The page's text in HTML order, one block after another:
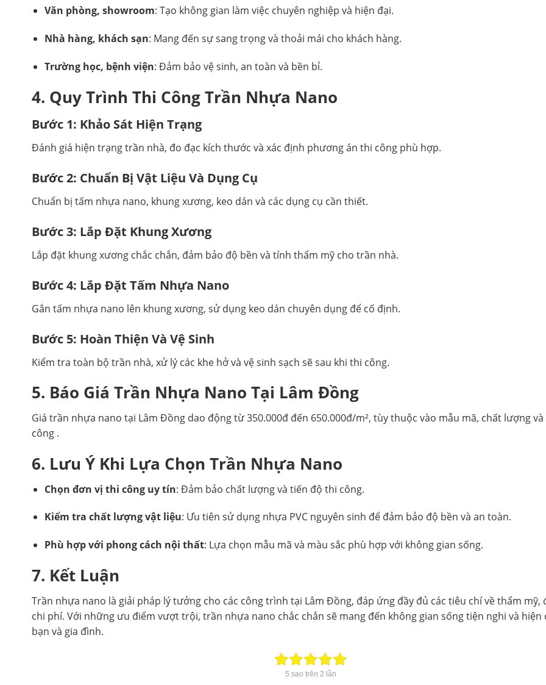
Văn phòng, showroom: Tạo không gian làm việc chuyên nghiệp và hiện đại.
Nhà hàng, khách sạn: Mang đến sự sang trọng và thoải mái cho khách hàng.
Trường học, bệnh viện: Đảm bảo vệ sinh, an toàn và bền bỉ.
4. Quy Trình Thi Công Trần Nhựa Nano
Bước 1: Khảo Sát Hiện Trạng
Đánh giá hiện trạng trần nhà, đo đạc kích thước và xác định phương án thi công phù hợp.
Bước 2: Chuẩn Bị Vật Liệu Và Dụng Cụ
Chuẩn bị tấm nhựa nano, khung xương, keo dán và các dụng cụ cần thiết.
Bước 3: Lắp Đặt Khung Xương
Lắp đặt khung xương chắc chắn, đảm bảo độ bền và tính thẩm mỹ cho trần nhà.
Bước 4: Lắp Đặt Tấm Nhựa Nano
Gắn tấm nhựa nano lên khung xương, sử dụng keo dán chuyên dụng để cố định.
Bước 5: Hoàn Thiện Và Vệ Sinh
Kiểm tra toàn bộ trần nhà, xử lý các khe hở và vệ sinh sạch sẽ sau khi thi công.
5. Báo Giá Trần Nhựa Nano Tại Lâm Đồng
Giá trần nhựa nano tại Lâm Đồng dao động từ 350.000đ đến 650.000đ/m², tùy thuộc vào mẫu mã, chất lượng
công .
6. Lưu Ý Khi Lựa Chọn Trần Nhựa Nano
Chọn đơn vị thi công uy tín: Đảm bảo chất lượng và tiến độ thi công.
Kiểm tra chất lượng vật liệu: Ưu tiên sử dụng nhựa PVC nguyên sinh để đảm bảo độ bền và an toàn.
Phù hợp với phong cách nội thất: Lựa chọn mẫu mã và màu sắc phù hợp với không gian sống.
7. Kết Luận
Trần nhựa nano là giải pháp lý tưởng cho các công trình tại Lâm Đồng, đáp ứng đầy đủ các tiêu chí về thẩm mỹ,
chi phí. Với những ưu điểm vượt trội, trần nhựa nano chắc chắn sẽ mang đến không gian sống tiện nghi và hiện
bạn và gia đình.
5 sao trên 2 lần